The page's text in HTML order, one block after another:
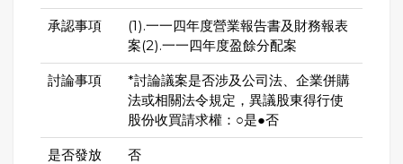
承認事項
(1).一一四年度營業報告書及財務報表
案(2).一一四年度盈餘分配案
討論事項
*討論議案是否涉及公司法、企業併購
法或相關法令規定，異議股東得行使
股份收買請求權：○是●否
是否發放
否